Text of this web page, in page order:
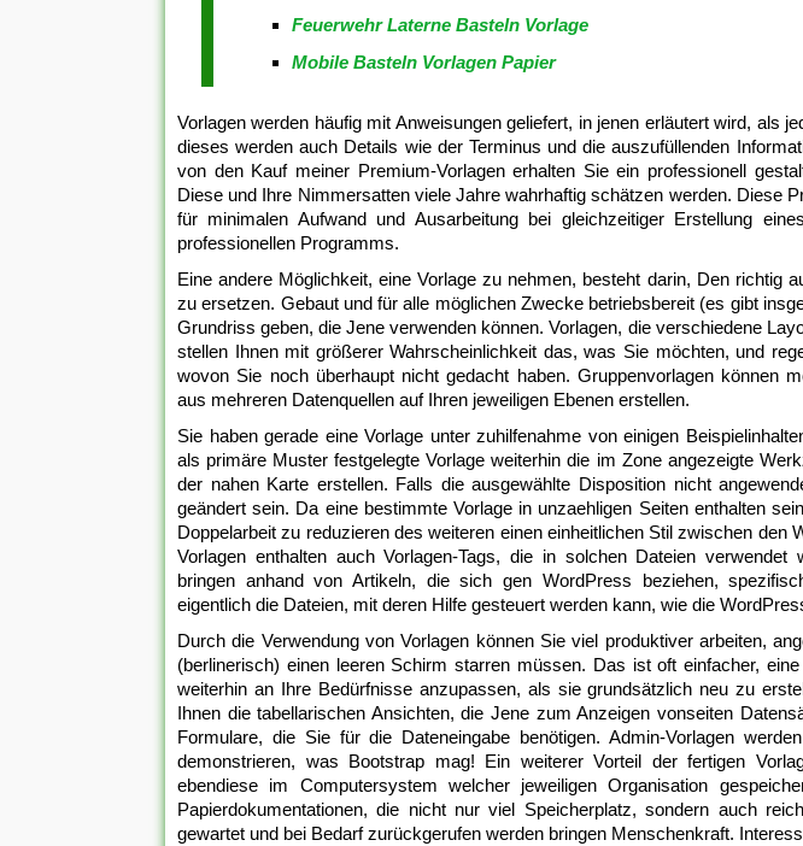
Feuerwehr Laterne Basteln Vorlage
Mobile Basteln Vorlagen Papier
Vorlagen werden häufig mit Anweisungen geliefert, in jenen erläutert wird, als
dieses werden auch Details wie der Terminus und die auszufüllenden
von den Kauf meiner Premium-Vorlagen erhalten Sie ein professionell
Diese und Ihre Nimmersatten viele Jahre wahrhaftig schätzen werden. Diese
für minimalen Aufwand und Ausarbeitung bei gleichzeitiger Erstellung
professionellen Programms.
Eine andere Möglichkeit, eine Vorlage zu nehmen, besteht darin, Den richtig
zu ersetzen. Gebaut und für alle möglichen Zwecke betriebsbereit (es gibt
Grundriss geben, die Jene verwenden können. Vorlagen, die verschiedene
stellen Ihnen mit größerer Wahrscheinlichkeit das, was Sie möchten, und
wovon Sie noch überhaupt nicht gedacht haben. Gruppenvorlagen können
aus mehreren Datenquellen auf Ihren jeweiligen Ebenen erstellen.
Sie haben gerade eine Vorlage unter zuhilfenahme von einigen
als primäre Muster festgelegte Vorlage weiterhin die im Zone angezeigte
der nahen Karte erstellen. Falls die ausgewählte Disposition nicht
geändert sein. Da eine bestimmte Vorlage in unzaehligen Seiten enthalten
Doppelarbeit zu reduzieren des weiteren einen einheitlichen Stil zwischen den
Vorlagen enthalten auch Vorlagen-Tags, die in solchen Dateien verwendet
bringen anhand von Artikeln, die sich gen WordPress beziehen,
eigentlich die Dateien, mit deren Hilfe gesteuert werden kann, wie die
Durch die Verwendung von Vorlagen können Sie viel produktiver arbeiten,
(berlinerisch) einen leeren Schirm starren müssen. Das ist oft einfacher,
weiterhin an Ihre Bedürfnisse anzupassen, als sie grundsätzlich neu zu
Ihnen die tabellarischen Ansichten, die Jene zum Anzeigen vonseiten
Formulare, die Sie für die Dateneingabe benötigen. Admin-Vorlagen
demonstrieren, was Bootstrap mag! Ein weiterer Vorteil der fertigen
ebendiese im Computersystem welcher jeweiligen Organisation
Papierdokumentationen, die nicht nur viel Speicherplatz, sondern auch
gewartet und bei Bedarf zurückgerufen werden bringen Menschenkraft.